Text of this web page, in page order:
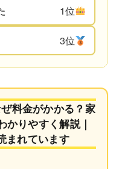
1位
3位
料金がかかる？家
かりやすく解説｜
まれています